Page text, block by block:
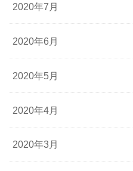
2020年7月
2020年6月
2020年5月
2020年4月
2020年3月